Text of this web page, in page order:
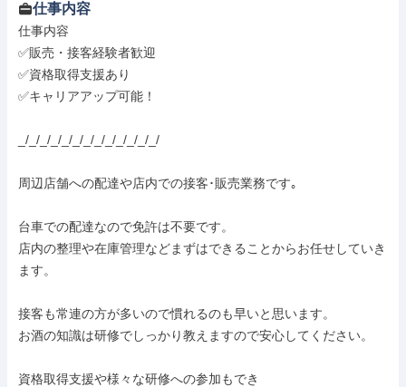
仕事内容
仕事内容
✅販売・接客経験者歓迎
✅資格取得支援あり
✅キャリアアップ可能！
_/_/_/_/_/_/_/_/_/_/_/_/_/
周辺店舗への配達や店内での接客･販売業務です｡
台車での配達なので免許は不要です。
店内の整理や在庫管理などまずはできることからお任せしていき
ます。
接客も常連の方が多いので慣れるのも早いと思います。
お酒の知識は研修でしっかり教えますので安心してください。
資格取得支援や様々な研修への参加もでき